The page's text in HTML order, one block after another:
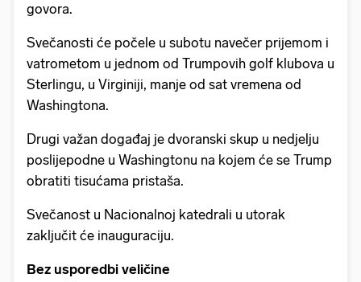
govora.
Svečanosti će počele u subotu navečer prijemom i
vatrometom u jednom od Trumpovih golf klubova u
Sterlingu, u Virginiji, manje od sat vremena od
Washingtona.
Drugi važan događaj je dvoranski skup u nedjelju
poslijepodne u Washingtonu na kojem će se Trump
obratiti tisućama pristaša.
Svečanost u Nacionalnoj katedrali u utorak
zaključit će inauguraciju.
Bez usporedbi veličine